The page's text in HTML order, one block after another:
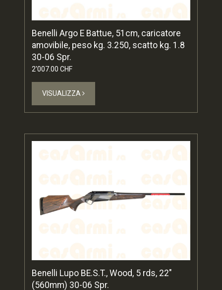
Benelli Argo E Battue, 51cm, caricatore
amovibile, peso kg. 3.250, scatto kg. 1.8
30-06 Spr.
2'007.00 CHF
VISUALIZZA
Benelli Lupo BE.S.T., Wood, 5 rds, 22"
(560mm) 30-06 Spr.